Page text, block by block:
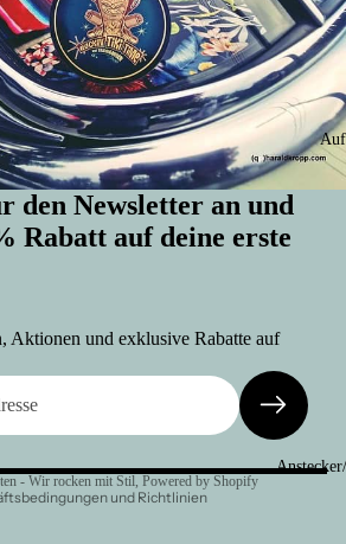
den Newsletter an und
Rabatt auf deine erste
Aktionen und exklusive Rabatte auf
- Wir rocken mit Stil , Powered by Shopify
und Richtlinien